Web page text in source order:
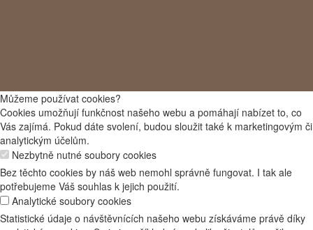
Můžeme používat cookies?
Cookies umožňují funkčnost našeho webu a pomáhají nabízet to, co
Vás zajímá. Pokud dáte svolení, budou sloužit také k marketingovým či
analytickým účelům.
Nezbytně nutné soubory cookies
Bez těchto cookies by náš web nemohl správně fungovat. I tak ale
potřebujeme Váš souhlas k jejich použití.
Analytické soubory cookies
Statistické údaje o návštěvnících našeho webu získáváme právě díky